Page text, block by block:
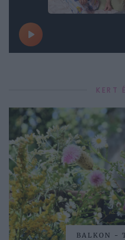
KERT
BALKON -